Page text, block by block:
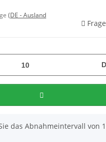
(DE - Ausland
das Abnahmeintervall von